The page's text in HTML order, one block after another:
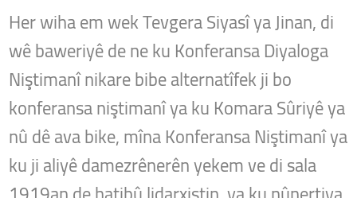
Her wiha em wek Tevgera Siyasî ya Jinan, di
wê baweriyê de ne ku Konferansa Diyaloga
Niştimanî nikare bibe alternatîfek ji bo
konferansa niştimanî ya ku Komara Sûriyê ya
nû dê ava bike, mîna Konferansa Niştimanî ya
ku ji aliyê damezrênerên yekem ve di sala